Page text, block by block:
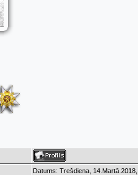
Datums: Trešdiena,